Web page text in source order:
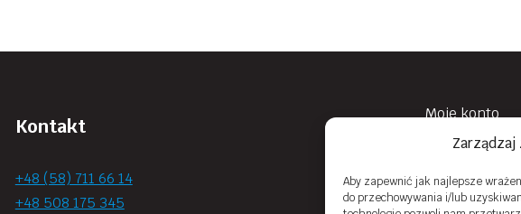
Aby zapewnić jak najlepsze
do przechowywania i/lub
Kontakt
+48 (58) 711 66 14
+48 508 175 345
Moje konto
Obowiązek
Polityka